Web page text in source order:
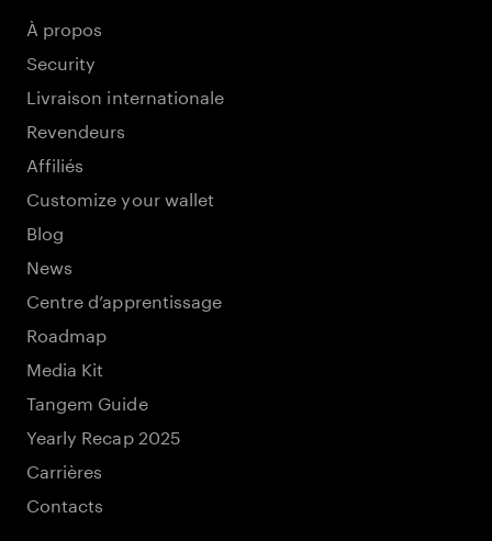
À propos
Security
Livraison internationale
Revendeurs
Affiliés
Customize your wallet
Blog
News
Centre d’apprentissage
Roadmap
Media Kit
Tangem Guide
Yearly Recap 2025
Carrières
Contacts